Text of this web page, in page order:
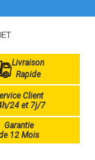
Livraison
Rapide
Client
24 et 7j/7
Garantie
12 Mois